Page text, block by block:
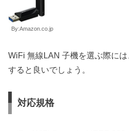
By:Amazon.co.jp
WiFi 無線LAN 子機を選ぶ際に
すると良いでしょう。
対応規格